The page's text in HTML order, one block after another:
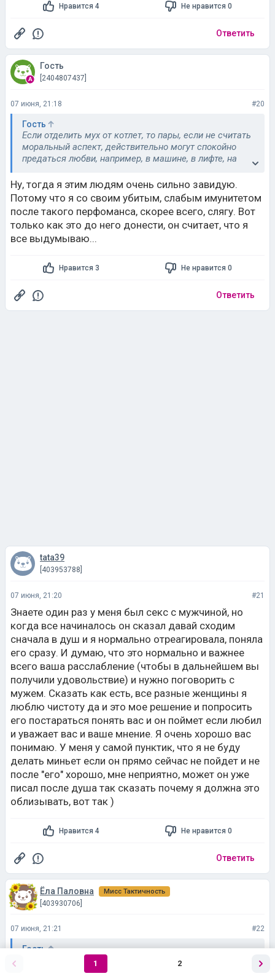
Нравится 4 Не нравится 0
Ответить
Гость
[2404807437]
07 июня, 21:18 #20
Гость
Если отделить мух от котлет, то пары, если не считать
моральный аспект, действительно могут спокойно
предаться любви, например, в машине, в лифте, на
постельные сцены на природе и т. д. бывают отнюдь
не только в фильмах.
Ну, тогда я этим людям очень сильно завидую.
Потому что я со своим убитым, слабым имунитетом
после такого перфоманса, скорее всего, слягу. Вот
только как это до него донести, он считает, что я
все выдумываю...
Нравится 3 Не нравится 0
Ответить
tata39
[403953788]
07 июня, 21:20 #21
Знаете один раз у меня был секс с мужчиной, но
когда все начиналось он сказал давай сходим
сначала в душ и я нормально отреагировала, поняла
его сразу. И думаю, что это нормально и важнее
всего ваша расслабление (чтобы в дальнейшем вы
получили удовольствие) и нужно поговорить с
мужем. Сказать как есть, все разные женщины я
люблю чистоту да и это мое решение и попросить
его постараться понять вас и он поймет если любил
и уважает вас и ваше мнение. Я очень хорошо вас
понимаю. У меня у самой пунктик, что я не буду
делать миньет если он прямо сейчас не пойдет и не
после "его" хорошо, мне неприятно, может он уже
писал после душа так сказать почему я должна это
облизывать, вот так )
Нравится 4 Не нравится 0
Ответить
Ёла Паловна Мисс Тактичность
[403930706]
07 июня, 21:21 #22
Гость
В Европейском Союзе. С теми вакцинами.
1 2